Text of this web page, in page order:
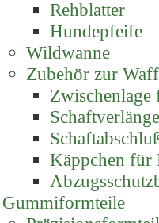
Rehblatter
Hundepfeife
Wildwanne
Zubehör zur
Käppchen für
Gummiformteile